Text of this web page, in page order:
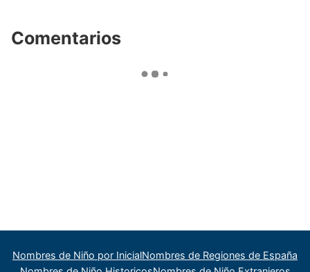
Comentarios
Nombres de Niño por InicialNombres de Regiones de España